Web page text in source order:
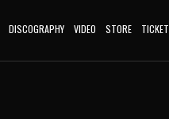
DISCOGRAPHY VIDEO STORE TICKET